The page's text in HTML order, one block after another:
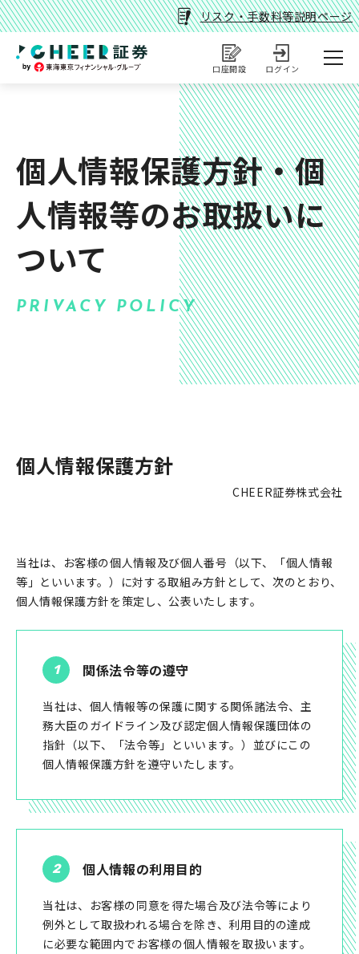
リスク・手数料等説明ページ
口座開設 ログイン
個人情報保護方針・個
人情報等のお取扱いに
ついて
PRIVACY POLICY
個人情報保護方針
CHEER証券株式会社
当社は、お客様の個人情報及び個人番号（以下、「個人情報
等」といいます。）に対する取組み方針として、次のとおり、
個人情報保護方針を策定し、公表いたします。
関係法令等の遵守
当社は、個人情報等の保護に関する関係諸法令、主
務大臣のガイドライン及び認定個人情報保護団体の
指針（以下、「法令等」といいます。）並びにこの
個人情報保護方針を遵守いたします。
個人情報の利用目的
当社は、お客様の同意を得た場合及び法令等により
例外として取扱われる場合を除き、利用目的の達成
に必要な範囲内でお客様の個人情報を取扱います。